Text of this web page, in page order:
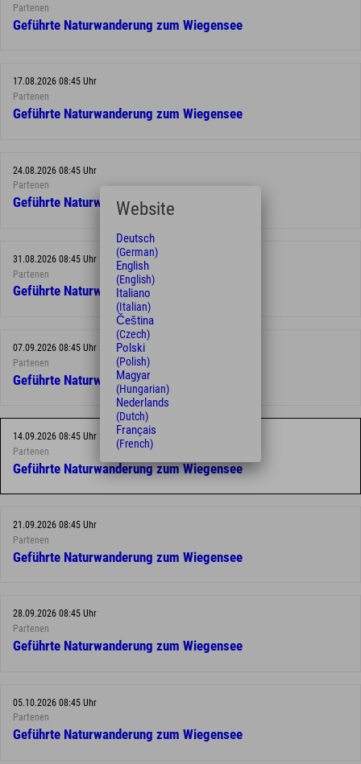
Partenen
Geführte Naturwanderung zum Wiegensee
17.08.2026 08:45 Uhr
Partenen
Geführte Naturwanderung zum Wiegensee
24.08.2026 08:45 Uhr
Partenen
Geführte Naturwanderung zum Wiegensee
31.08.2026 08:45 Uhr
Partenen
Geführte Naturwanderung zum Wiegensee
07.09.2026 08:45 Uhr
Partenen
Geführte Naturwanderung zum Wiegensee
14.09.2026 08:45 Uhr
Partenen
Geführte Naturwanderung zum Wiegensee
21.09.2026 08:45 Uhr
Partenen
Geführte Naturwanderung zum Wiegensee
28.09.2026 08:45 Uhr
Partenen
Geführte Naturwanderung zum Wiegensee
05.10.2026 08:45 Uhr
Partenen
Geführte Naturwanderung zum Wiegensee
Website
Deutsch
(German)
English
(English)
Italiano
(Italian)
Čeština
(Czech)
Polski
(Polish)
Magyar
(Hungarian)
Nederlands
(Dutch)
Français
(French)